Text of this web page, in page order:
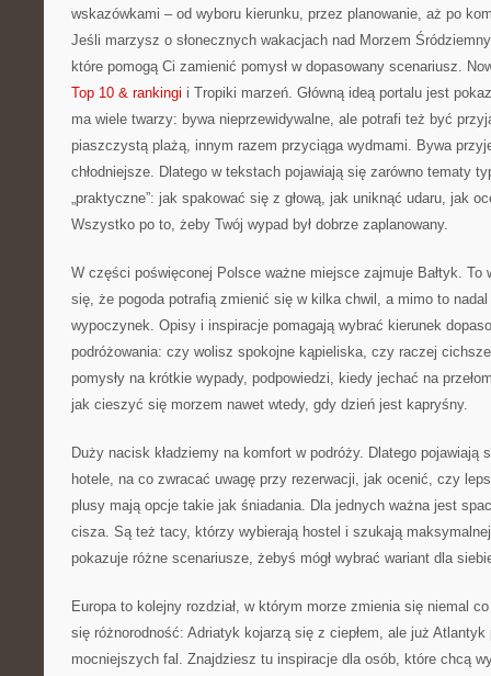
wskazówkami – od wyboru kierunku, przez planowanie, aż po
Jeśli marzysz o słonecznych wakacjach nad Morzem
które pomogą Ci zamienić pomysł w dopasowany scenariusz.
Top 10 & rankingi i Tropiki marzeń. Główną ideą portalu jest
ma wiele twarzy: bywa nieprzewidywalne, ale potrafi też być
piaszczystą plażą, innym razem przyciąga wydmami. Bywa
chłodniejsze. Dlatego w tekstach pojawiają się zarówno tematy
„praktyczne”: jak spakować się z głową, jak uniknąć udaru, jak
Wszystko po to, żeby Twój wypad był dobrze zaplanowany.
W części poświęconej Polsce ważne miejsce zajmuje Bałtyk. To
się, że pogoda potrafią zmienić się w kilka chwil, a mimo to
wypoczynek. Opisy i inspiracje pomagają wybrać kierunek
podróżowania: czy wolisz spokojne kąpieliska, czy raczej
pomysły na krótkie wypady, podpowiedzi, kiedy jechać na
jak cieszyć się morzem nawet wtedy, gdy dzień jest kapryśny.
Duży nacisk kładziemy na komfort w podróży. Dlatego pojawiają
hotele, na co zwracać uwagę przy rezerwacji, jak ocenić, czy
plusy mają opcje takie jak śniadania. Dla jednych ważna jest
cisza. Są też tacy, którzy wybierają hostel i szukają
pokazuje różne scenariusze, żebyś mógł wybrać wariant dla
Europa to kolejny rozdział, w którym morze zmienia się niemal
się różnorodność: Adriatyk kojarzą się z ciepłem, ale już
mocniejszych fal. Znajdziesz tu inspiracje dla osób, które chcą